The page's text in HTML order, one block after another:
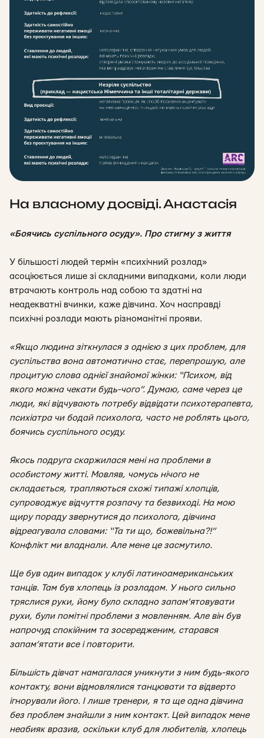
На власному досвіді. Анастасія
«Боячись суспільного осуду». Про стигму з життя
У більшості людей термін «психічний розлад»
асоціюється лише зі складними випадками, коли люди
втрачають контроль над собою та здатні на
неадекватні вчинки, каже дівчина. Хоч насправді
психічні розлади мають різноманітні прояви.
«Якщо людина зіткнулася з однією з цих проблем, для
суспільства вона автоматично стає, перепрошую, але
процитую слова однієї знайомої жінки: “Психом, від
якого можна чекати будь-чого”. Думаю, саме через це
люди, які відчувають потребу відвідати психотерапевта,
психіатра чи бодай психолога, часто не роблять цього,
боячись суспільного осуду.
Якось подруга скаржилася мені на проблеми в
особистому житті. Мовляв, чомусь нічого не
складається, трапляються схожі типажі хлопців,
супроводжує відчуття розпачу та безвиході. На мою
щиру пораду звернутися до психолога, дівчина
відреагувала словами: “Та ти що, божевільна?!”
Конфлікт ми владнали. Але мене це засмутило.
Ще був один випадок у клубі латиноамериканських
танців. Там був хлопець із розладом. У нього сильно
тряслися руки, йому було складно запам’ятовувати
рухи, були помітні проблеми з мовленням. Але він був
напрочуд спокійним та зосередженим, старався
запам’ятати все і повторити.
Більшість дівчат намагалася уникнути з ним будь-якого
контакту, вони відмовлялися танцювати та відверто
ігнорували його. І лише тренери, я та ще одна дівчина
без проблем знайшли з ним контакт. Цей випадок мене
неабияк вразив, оскільки клуб для любителів, хлопець